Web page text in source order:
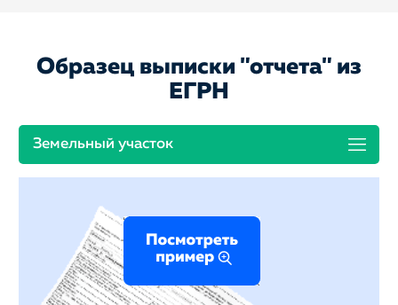
Образец выписки "отчета" из
ЕГРН
Земельный участок